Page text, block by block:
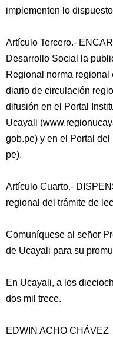
implementen lo
Artículo Tercero.-
Desarrollo Social la
Regional norma
diario de circulación
difusión en el Portal
Ucayali
gob.pe) y en el Portal
pe).
Artículo Cuarto.-
regional del trámite de
Comuníquese al señor
de Ucayali para su
En Ucayali, a los
dos mil trece.
EDWIN ACHO CHÁVEZ